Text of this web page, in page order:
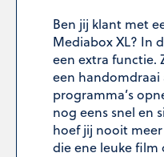
Ben jij klant met
Mediabox XL? In
een extra functie.
een
programma’s
nog eens snel en
hoef jij nooit
die ene leuke film